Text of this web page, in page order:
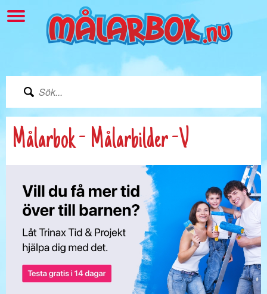
Målarbok - Målarbilder -V